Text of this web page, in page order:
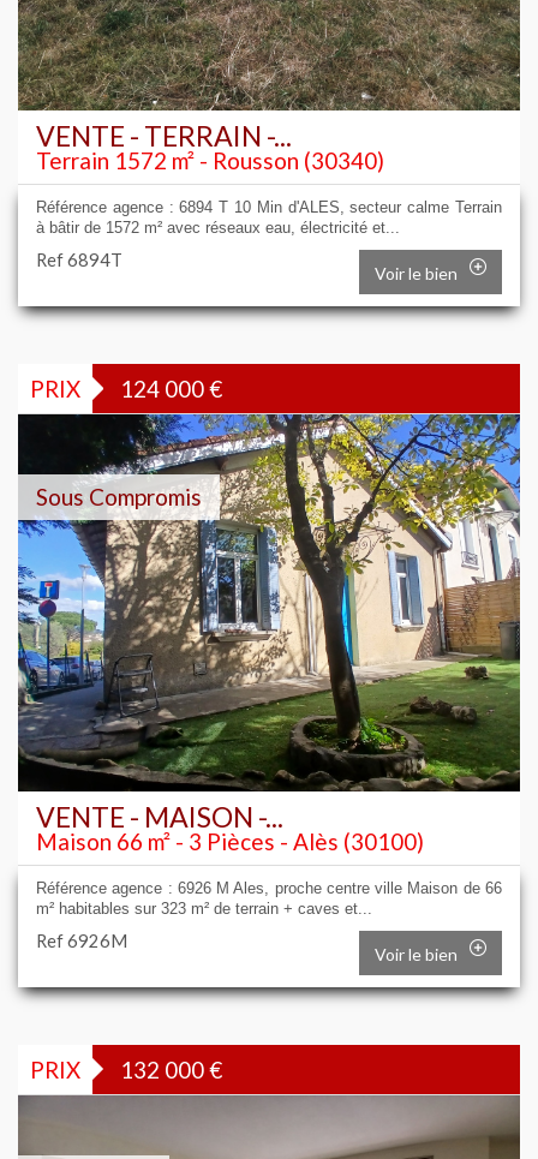
VENTE - TERRAIN -...
Terrain 1572 m² - Rousson (30340)
Référence agence : 6894 T 10 Min d'ALES, secteur calme Terrain
à bâtir de 1572 m² avec réseaux eau, électricité et...
Ref 6894T
Voir le bien
PRIX 124 000€
Sous Compromis
VENTE - MAISON -...
Maison 66 m² - 3 Pièces - Alès (30100)
Référence agence : 6926 M Ales, proche centre ville Maison de 66
m² habitables sur 323 m² de terrain + caves et...
Ref 6926M
Voir le bien
PRIX 132 000€